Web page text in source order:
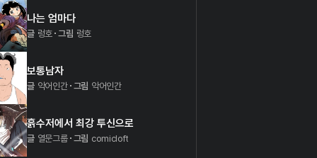
나는 엄마다
글 렁호 그림 렁호
보통남자
글 악어인간 그림 악어인간
흙수저에서 최강 투신으로
글 열문그룹 그림 comicloft